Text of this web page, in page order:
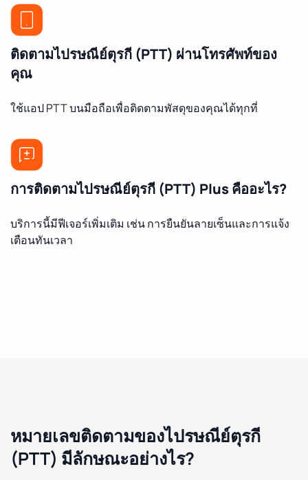
ติดตามไปรษณีย์ตุรกี (PTT) ผ่านโทรศัพท์ของ
คุณ
ใช้แอป PTT บนมือถือเพื่อติดตามพัสดุของคุณได้ทุกที่
การติดตามไปรษณีย์ตุรกี (PTT) Plus คืออะไร?
บริการนี้มีฟีเจอร์เพิ่มเติม เช่น การยืนยันลายเซ็นและการแจ้ง
เตือนทันเวลา
หมายเลขติดตามของไปรษณีย์ตุรกี
(PTT) มีลักษณะอย่างไร?